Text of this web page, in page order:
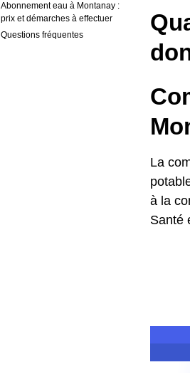
Abonnement eau à Montanay :
prix et démarches à effectuer
Questions fréquentes
La
à la
Santé